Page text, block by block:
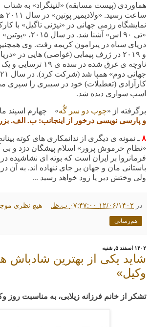
ساعت رسید.
نمایشگاه رزمی جهانی در «نیژنی تاگیل» با
«تی ۹۰ اس»
آشنا شد.
در سال ۲۰۱۵،
و ۲۰۱۹ در ژرف پیمایی (غواصی) هایی در
ناوچه ی غرق شده در سده
جهانی دوم» همپا شد (شرکت کرد).
کارآزادی (تعطیلات) خود در سیبری را سپری
اسب سواری دیده شد.
برگرفته از «چوب دو سر گُه» چهارم اسپند ماه
و پارسی نویسی درخور از اینجانب: ب. الف.
۸ ـ نمونه ی دیگری از ندانمکاری های کوته
«نظامِ خرموش پرور» اسلام پیشگان دزد و بی
فرمانروا بر ایران است که بوته ای نشاشیده
باستانی مان و جهان بر جای ننهاده اند. به آن در
ولی وختش دیر یا زود خواهد رسید ...
در ۱۲/۰۶/۱۴۰۲ ۰۷:۴۷:۰۰ ب.ظ. هیچ نظری
هم‌رسانی
۱۴۰۲ اسفند ۵, شنبه
شاید یکی از بهترین شادباش
وکیل»
تشکر از خانم فرزانه زیلابی، به مناسبت روز